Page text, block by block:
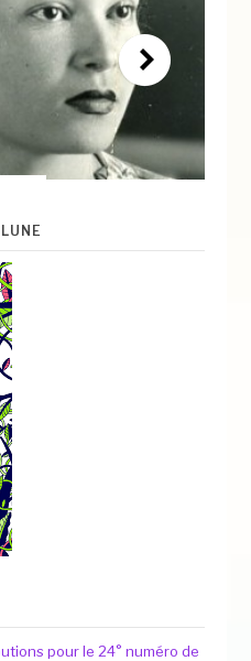
pour le 24° numéro de